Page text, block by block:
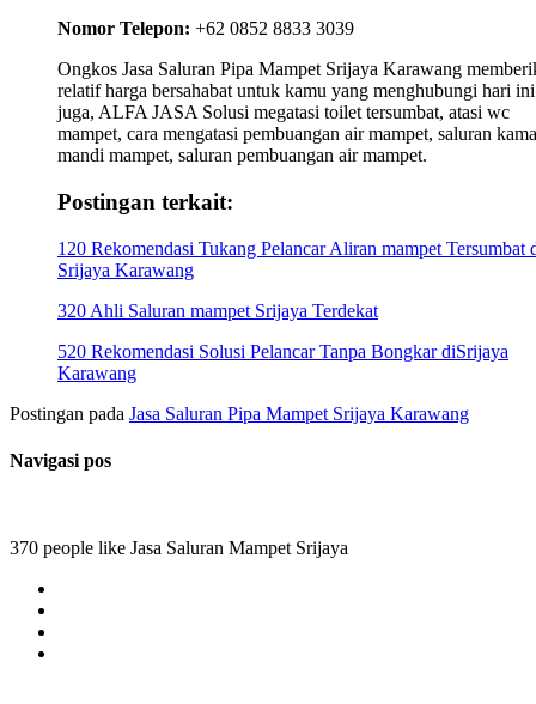
Nomor Telepon: +62 0852 8833 3039
Ongkos Jasa Saluran Pipa Mampet Srijaya Karawang
relatif harga bersahabat untuk kamu yang menghubungi hari ini
juga, ALFA JASA Solusi megatasi toilet tersumbat, atasi wc
mampet, cara mengatasi pembuangan air mampet, saluran
mandi mampet, saluran pembuangan air mampet.
Postingan terkait:
120 Rekomendasi Tukang Pelancar Aliran mampet Tersumbat
Srijaya Karawang
320 Ahli Saluran mampet Srijaya Terdekat
520 Rekomendasi Solusi Pelancar Tanpa Bongkar diSrijaya
Karawang
Postingan pada Jasa Saluran Pipa Mampet Srijaya Karawang
Navigasi pos
370 people like Jasa Saluran Mampet Srijaya